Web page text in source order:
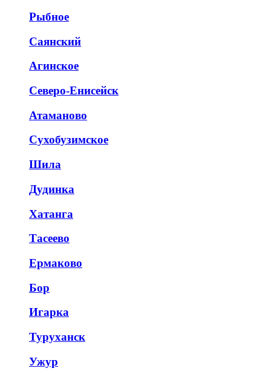
Рыбное
Саянский
Агинское
Северо-Енисейск
Атаманово
Сухобузимское
Шила
Дудинка
Хатанга
Тасеево
Ермаково
Бор
Игарка
Туруханск
Ужур